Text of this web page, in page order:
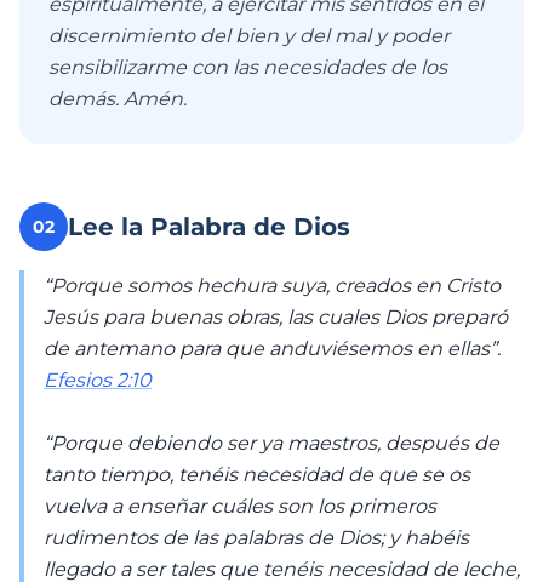
discernimiento del bien y del mal y poder
sensibilizarme con las necesidades de los
demás. Amén.
02 Lee la Palabra de Dios
“Porque somos hechura suya, creados en Cristo
Jesús para buenas obras, las cuales Dios preparó
de antemano para que anduviésemos en ellas”.
Efesios 2:10
“Porque debiendo ser ya maestros, después de
tanto tiempo, tenéis necesidad de que se os
vuelva a enseñar cuáles son los primeros
rudimentos de las palabras de Dios; y habéis
llegado a ser tales que tenéis necesidad de leche,